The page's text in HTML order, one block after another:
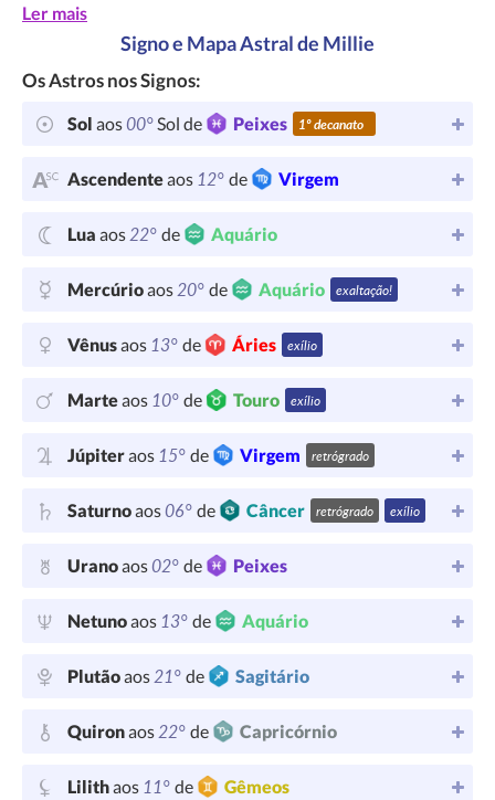
Ler mais
Signo e Mapa Astral de Millie
Os Astros nos Signos:
Sol aos00°Sol de Peixes 1º decanato
Ascendenteaos 12° de Virgem
Lua aos22° de Aquário
Mercúrioaos20° de Aquário exaltação!
Vênusaos 13° de Áries exílio
Marteaos 10° de Touro exílio
Júpiteraos 15° de Virgem retrógrado
Saturnoaos06° de Câncer retrógrado exílio
Uranoaos02° de Peixes
Netunoaos 13° de Aquário
Plutãoaos21° de Sagitário
Quironaos22° de Capricórnio
Lilithaos 11° de Gêmeos